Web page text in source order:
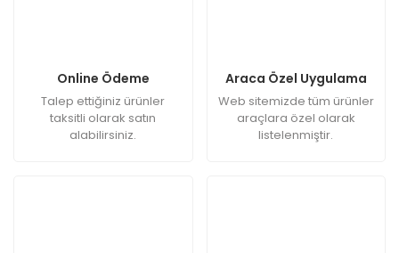
Online Ödeme
Talep ettiğiniz ürünler
taksitli olarak satın
alabilirsiniz.
Araca Özel Uygulama
Web sitemizde tüm ürünler
araçlara özel olarak
listelenmiştir.